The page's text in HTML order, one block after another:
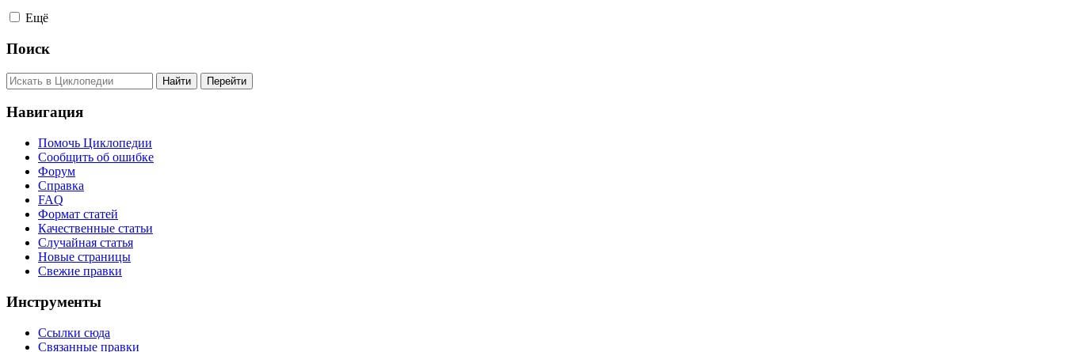
Ещё
Поиск
Навигация
Помочь Циклопедии
Сообщить об ошибке
Форум
Справка
FAQ
Формат статей
Качественные статьи
Случайная статья
Новые страницы
Свежие правки
Инструменты
Ссылки сюда
Связанные правки